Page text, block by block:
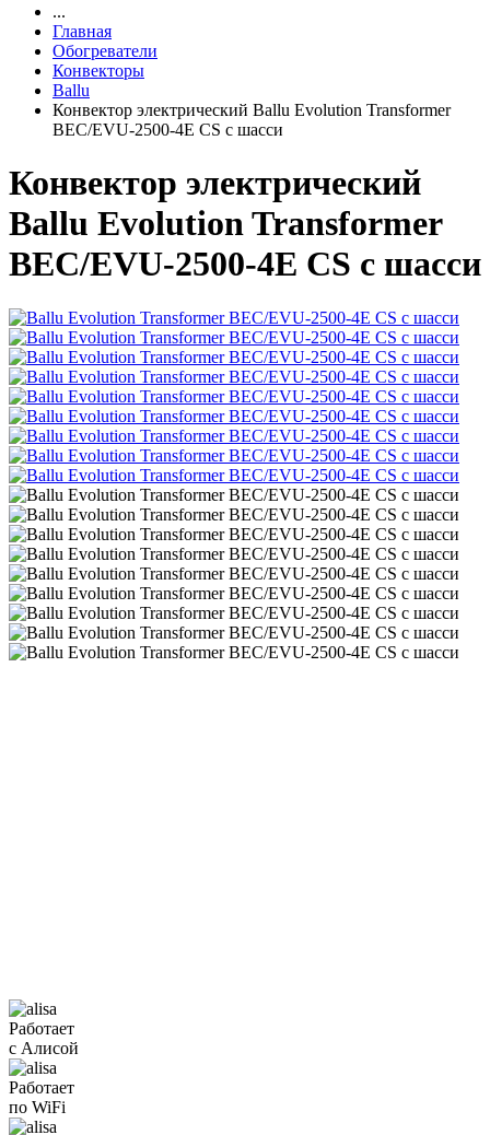
...
Главная
Обогреватели
Конвекторы
Ballu
Конвектор электрический Ballu Evolution Transformer
BEC/EVU-2500-4E CS с шасси
Конвектор электрический
Ballu Evolution Transformer
BEC/EVU-2500-4E CS с шасси
Работает
с Алисой
Работает
по WiFi